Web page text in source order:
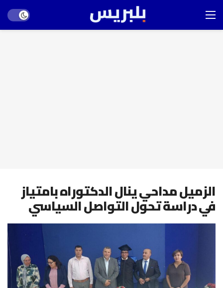
mode
الزميل مداحي ينال الدكتوراه بامتياز
في دراسة تحول التواصل السياسي